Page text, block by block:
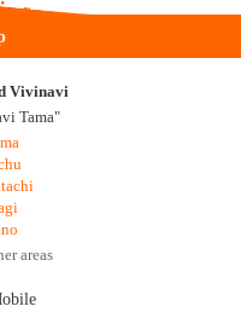
Vivinavi
Tama"
areas